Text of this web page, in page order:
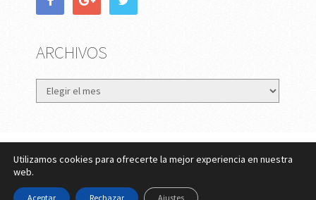
ARCHIVOS
Archivos
eMujer.com
Copyright © 2026.
Contactar ||Datos Legales y Privacidad
Utilizamos cookies para ofrecerte la mejor experiencia en nuestra
web.
Aceptar Rechazar Ajustes